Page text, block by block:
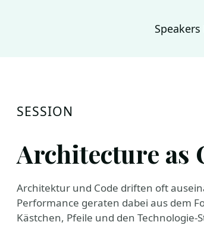
SESSION
Architecture as
Architektur und Code driften oft
Performance geraten dabei aus dem
Kästchen, Pfeile und den